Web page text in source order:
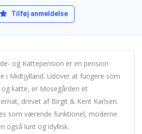
Tilføj anmeldelse
og Kattepension er en pension
i Midtjylland. Udover at fungere som
katte, er Mosegården et
drevet af Birgit & Kent Karlsen.
som værende funktionel, moderne
også lunt og idyllisk.